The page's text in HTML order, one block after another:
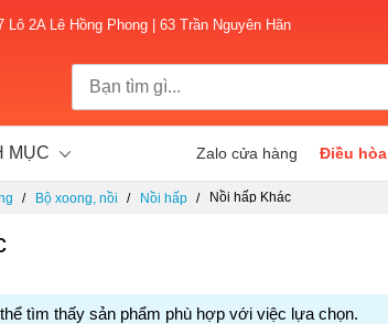
Lô 2A Lê Hồng Phong | 63 Trần Nguyên Hãn
MỤC Zalo cửa hàng Điều hòa
Bộ xoong, nồi Nồi hấp Nồi hấp Khác
tìm thấy sản phẩm phù hợp với việc lựa chọn.